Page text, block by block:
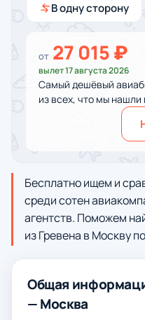
В одну сторону
от 27 015 ₽
вылет 17 августа 2026
Самый дешёвый
из всех, что мы
Бесплатно ищем и
среди сотен
агентств. Поможем
из Гревена в Москву
Общая
— Москва